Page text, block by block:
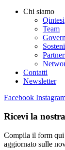
Chi siamo
Qintesi
Team
Contatti
Newsletter
Facebook
Ricevi la
Compila il form qui
aggiornato sulle